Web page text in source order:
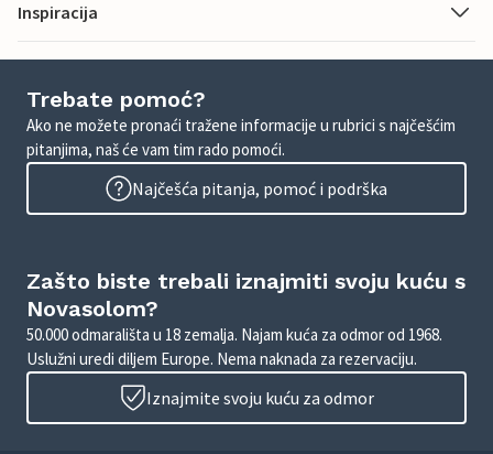
Inspiracija
Trebate pomoć?
Ako ne možete pronaći tražene informacije u rubrici s najčešćim
pitanjima, naš će vam tim rado pomoći.
Najčešća pitanja, pomoć i podrška
Zašto biste trebali iznajmiti svoju kuću s
Novasolom?
50.000 odmarališta u 18 zemalja. Najam kuća za odmor od 1968.
Uslužni uredi diljem Europe. Nema naknada za rezervaciju.
Iznajmite svoju kuću za odmor